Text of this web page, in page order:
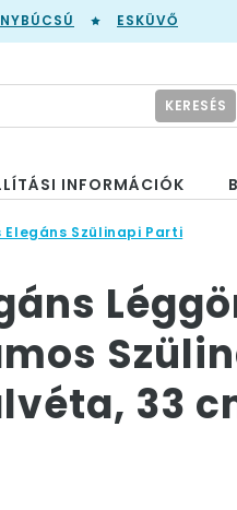
ESKÜVŐ
KERESÉS
INFORMÁCIÓK
Elegáns Szülinapi Parti
33